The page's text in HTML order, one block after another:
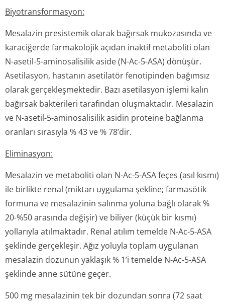
Biyotransforma­syon:
Mesalazin presistemik olarak bağırsak mukozasında ve
karaciğerde farmakolojik açıdan inaktif metaboliti olan
N-asetil-5-aminosalisilik aside (N-Ac-5-ASA) dönüşür.
Asetilasyon, hastanın asetilatör fenotipinden bağımsız
olarak gerçekleşmektedir. Bazı asetilasyon işlemi kalın
bağırsak bakterileri tarafından oluşmaktadır. Mesalazin
ve N-asetil-5-aminosalisilik asidin proteine bağlanma
oranları sırasıyla % 43 ve % 78’dir.
Eliminasyon:
Mesalazin ve metaboliti olan N-Ac-5-ASA feçes (asıl kısmı)
ile birlikte renal (miktarı uygulama şekline; farmasötik
formuna ve mesalazinin salınma yoluna bağlı olarak %
20-%50 arasında değişir) ve biliyer (küçük bir kısmı)
yollarıyla atılmaktadır. Renal atılım temelde N-Ac-5-ASA
şeklinde gerçekleşir. Ağız yoluyla toplam uygulanan
mesalazin dozunun yaklaşık % 1’i temelde N-Ac-5-ASA
şeklinde anne sütüne geçer.
500 mg mesalazinin tek bir dozundan sonra (72 saat